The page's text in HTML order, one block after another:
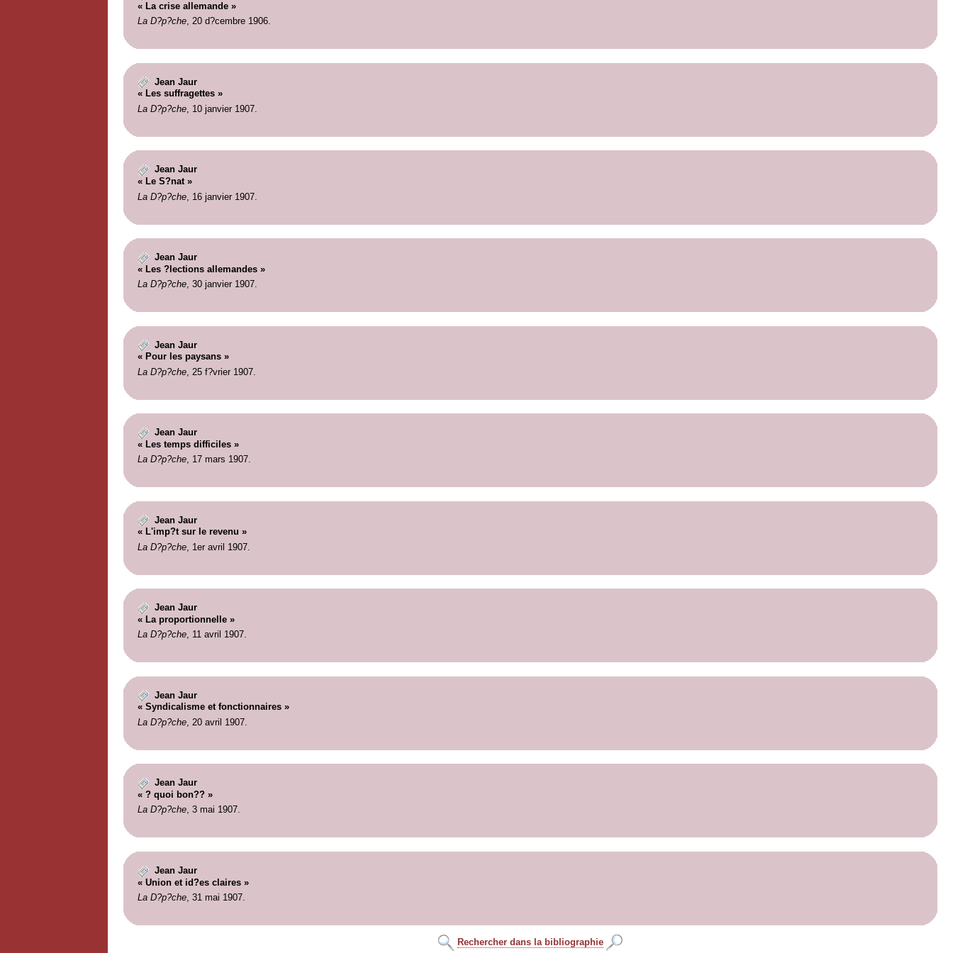
« La crise allemande »
La D?p?che, 20 d?cembre 1906.
Jean Jaur
« Les suffragettes »
La D?p?che, 10 janvier 1907.
Jean Jaur
« Le S?nat »
La D?p?che, 16 janvier 1907.
Jean Jaur
« Les ?lections allemandes »
La D?p?che, 30 janvier 1907.
Jean Jaur
« Pour les paysans »
La D?p?che, 25 f?vrier 1907.
Jean Jaur
« Les temps difficiles »
La D?p?che, 17 mars 1907.
Jean Jaur
« L'imp?t sur le revenu »
La D?p?che, 1er avril 1907.
Jean Jaur
« La proportionnelle »
La D?p?che, 11 avril 1907.
Jean Jaur
« Syndicalisme et fonctionnaires »
La D?p?che, 20 avril 1907.
Jean Jaur
« ? quoi bon?? »
La D?p?che, 3 mai 1907.
Jean Jaur
« Union et id?es claires »
La D?p?che, 31 mai 1907.
Rechercher dans la bibliographie